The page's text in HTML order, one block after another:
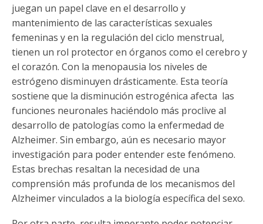
juegan un papel clave en el desarrollo y
mantenimiento de las características sexuales
femeninas y en la regulación del ciclo menstrual,
tienen un rol protector en órganos como el cerebro y
el corazón. Con la menopausia los niveles de
estrógeno disminuyen drásticamente. Esta teoría
sostiene que la disminución estrogénica afecta las
funciones neuronales haciéndolo más proclive al
desarrollo de patologías como la enfermedad de
Alzheimer. Sin embargo, aún es necesario mayor
investigación para poder entender este fenómeno.
Estas brechas resaltan la necesidad de una
comprensión más profunda de los mecanismos del
Alzheimer vinculados a la biología específica del sexo.